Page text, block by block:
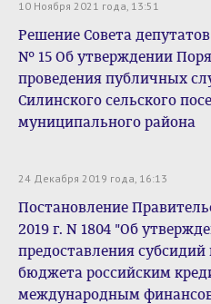
10 Ноября 2021 года, 13:51
Решение Совета
№ 15 Об утверждении
проведения публичных
Силинского сельского
муниципального района
24 Декабря 2019 года, 16:13
Постановление
2019 г. N 1804 "Об
предоставления
бюджета российским
международным